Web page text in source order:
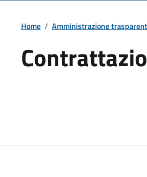
Home / Amministrazione